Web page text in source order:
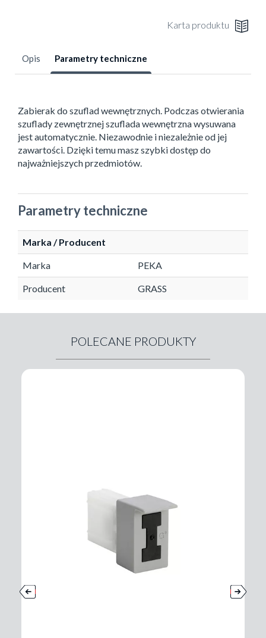
Karta produktu
Opis Parametry techniczne
Zabierak do szuflad wewnętrznych. Podczas otwierania
szuflady zewnętrznej szuflada wewnętrzna wysuwana
jest automatycznie. Niezawodnie i niezależnie od jej
zawartości. Dzięki temu masz szybki dostęp do
najważniejszych przedmiotów.
Parametry techniczne
Marka / Producent
Marka PEKA
Producent GRASS
POLECANE PRODUKTY